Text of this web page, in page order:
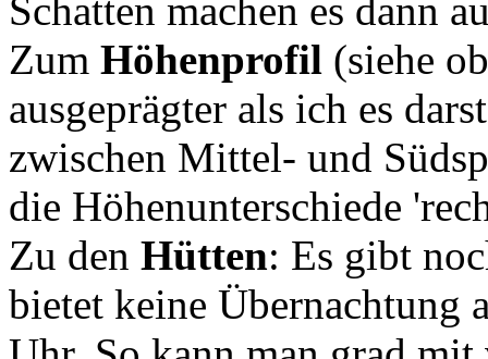
Schatten machen es dann
Zum Höhenprofil (siehe
ausgeprägter als ich es
zwischen Mittel- und
die Höhenunterschiede
Zu den Hütten: Es gibt
bietet keine Übernachtung